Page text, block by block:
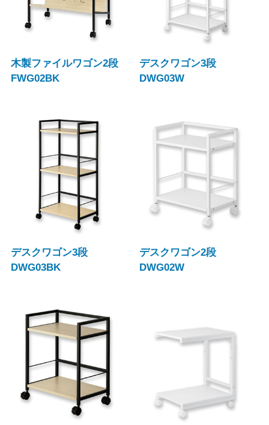
木製ファイルワゴン2段
FWG02BK
デスクワゴン3段
DWG03W
デスクワゴン3段
DWG03BK
デスクワゴン2段
DWG02W